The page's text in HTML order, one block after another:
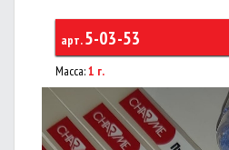
арт.5-03-53
Масса:1 г.